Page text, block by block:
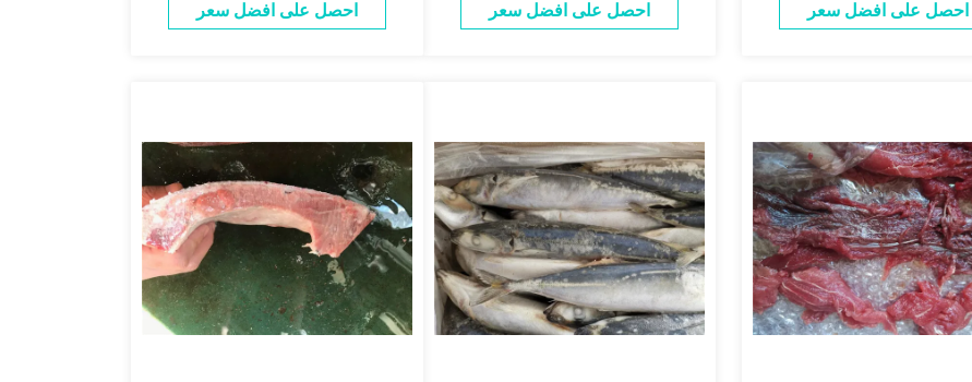
احصل على افضل سعر احصل على افضل سعر احصل على افضل سعر